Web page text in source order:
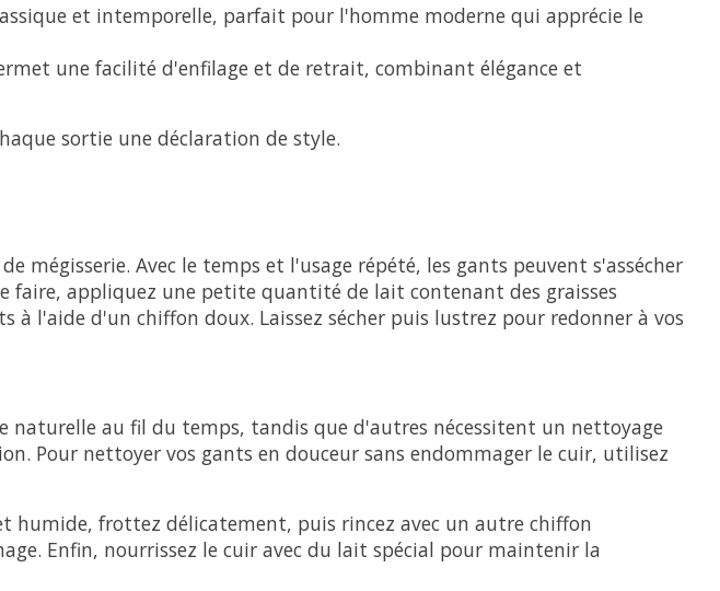
et intemporelle, parfait pour l'homme moderne qui apprécie le
une facilité d'enfilage et de retrait, combinant élégance et
sortie une déclaration de style.
mégisserie. Avec le temps et l'usage répété, les gants peuvent s'assécher
faire, appliquez une petite quantité de lait contenant des graisses
l'aide d'un chiffon doux. Laissez sécher puis lustrez pour redonner à vos
au fil du temps, tandis que d'autres nécessitent un nettoyage
Pour nettoyer vos gants en douceur sans endommager le cuir, utilisez
humide, frottez délicatement, puis rincez avec un autre chiffon
Enfin, nourrissez le cuir avec du lait spécial pour maintenir la